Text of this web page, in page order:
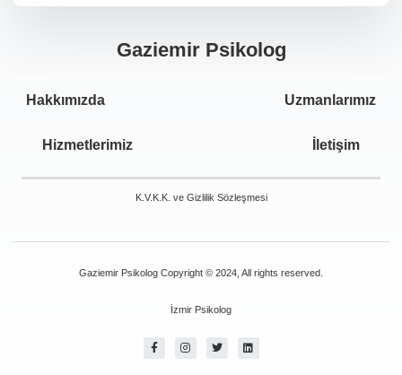
Gaziemir Psikolog
Hakkımızda Uzmanlarımız
Hizmetlerimiz İletişim
K.V.K.K. ve Gizlilik Sözleşmesi
Gaziemir Psikolog Copyright © 2024, All rights reserved.
İzmir Psikolog